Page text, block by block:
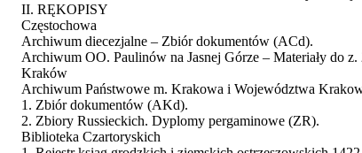
II. RĘKOPISY
Częstochowa
Archiwum diecezjalne – Zbiór dokumentów (ACd).
Archiwum OO. Paulinów na Jasnej Górze – Materiały do
Kraków
Archiwum Państwowe m. Krakowa i Województwa
1. Zbiór dokumentów (AKd).
2. Zbiory Russieckich. Dyplomy pergaminowe (ZR).
Biblioteka Czartoryskich